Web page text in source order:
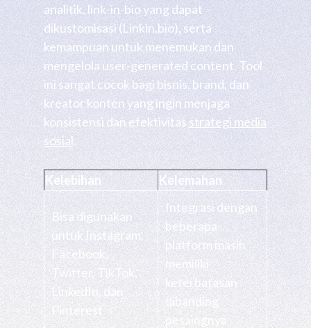
analitik, link-in-bio yang dapat
dikustomisasi (Linkin.bio), serta
kemampuan untuk menemukan dan
mengelola user-generated content. Tool
ini sangat cocok bagi bisnis, brand, dan
kreator konten yang ingin menjaga
konsistensi dan efektivitas strategi media
sosial.
Kelebihan Kelemahan
Bisa digunakan
untuk Instagram,
Facebook,
Twitter, TikTok,
LinkedIn, dan
Pinterest
Integrasi dengan
beberapa
platform masih
memiliki
keterbatasan
dibanding
pesaingnya